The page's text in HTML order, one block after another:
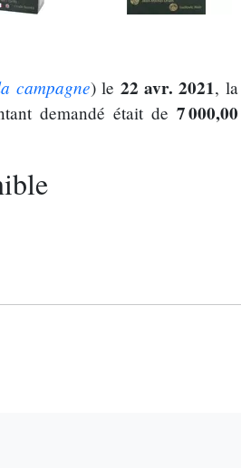
campagne) le 22 avr. 2021,
demandé était de 7